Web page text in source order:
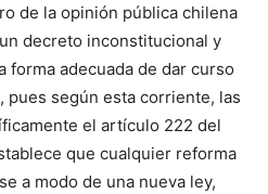
de la opinión pública chilena
decreto inconstitucional y
forma adecuada de dar curso
pues según esta corriente, las
el artículo 222 del
que cualquier reforma
a modo de una nueva ley,